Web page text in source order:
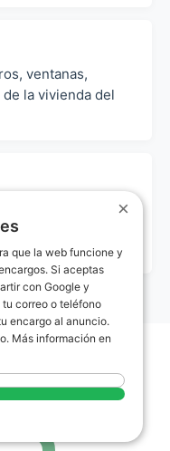
ventanas,
la vivienda del
para obtener la
×
que la web funcione y
Si aceptas
con Google y
correo o teléfono
encargo al anuncio.
Más información en